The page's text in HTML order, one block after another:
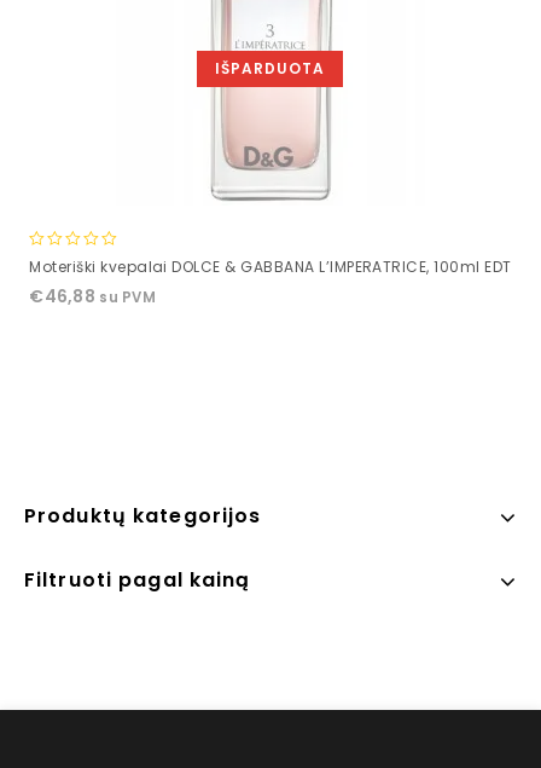
IŠPARDUOTA
0
of
Moteriški kvepalai DOLCE & GABBANA L’IMPERATRICE, 100ml EDT
€46,88 su PVM
Produktų kategorijos
Filtruoti pagal kainą